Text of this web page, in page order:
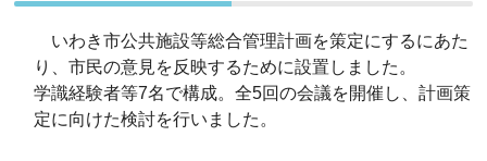
いわき市公共施設等総合管理計画を策定にするにあた
り、市民の意見を反映するために設置しました。
学識経験者等7名で構成。全5回の会議を開催し、計画策
定に向けた検討を行いました。